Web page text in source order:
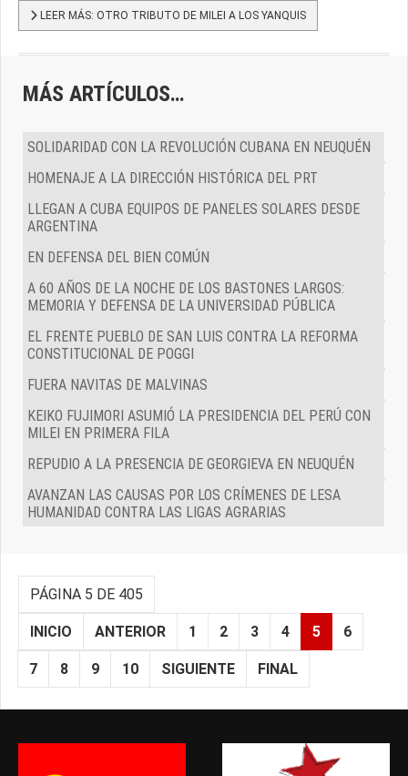
LEER MÁS: OTRO TRIBUTO DE MILEI A LOS YANQUIS
MÁS ARTÍCULOS…
SOLIDARIDAD CON LA REVOLUCIÓN CUBANA EN NEUQUÉN
HOMENAJE A LA DIRECCIÓN HISTÓRICA DEL PRT
LLEGAN A CUBA EQUIPOS DE PANELES SOLARES DESDE
ARGENTINA
EN DEFENSA DEL BIEN COMÚN
A 60 AÑOS DE LA NOCHE DE LOS BASTONES LARGOS:
MEMORIA Y DEFENSA DE LA UNIVERSIDAD PÚBLICA
EL FRENTE PUEBLO DE SAN LUIS CONTRA LA REFORMA
CONSTITUCIONAL DE POGGI
FUERA NAVITAS DE MALVINAS
KEIKO FUJIMORI ASUMIÓ LA PRESIDENCIA DEL PERÚ CON
MILEI EN PRIMERA FILA
REPUDIO A LA PRESENCIA DE GEORGIEVA EN NEUQUÉN
AVANZAN LAS CAUSAS POR LOS CRÍMENES DE LESA
HUMANIDAD CONTRA LAS LIGAS AGRARIAS
PÁGINA 5 DE 405
INICIO ANTERIOR 1 2 3 4 5 6
7 8 9 10 SIGUIENTE FINAL